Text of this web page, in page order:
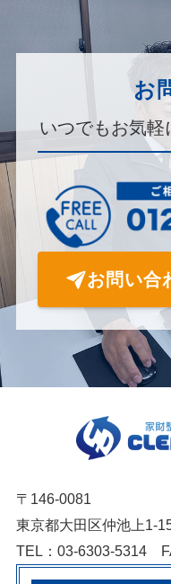
お
いつでもお気
お問い合
〒146-0081
東京都大田区仲池上1-
TEL：03-6303-5314